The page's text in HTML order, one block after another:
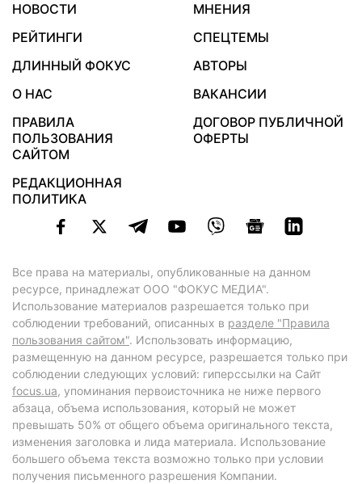
НОВОСТИ
МНЕНИЯ
РЕЙТИНГИ
СПЕЦТЕМЫ
ДЛИННЫЙ ФОКУС
АВТОРЫ
О НАС
ВАКАНСИИ
ПРАВИЛА
ПОЛЬЗОВАНИЯ
САЙТОМ
ДОГОВОР ПУБЛИЧНОЙ
ОФЕРТЫ
РЕДАКЦИОННАЯ
ПОЛИТИКА
Все права на материалы, опубликованные на данном
ресурсе, принадлежат ООО "ФОКУС МЕДИА".
Использование материалов разрешается только при
соблюдении требований, описанных в разделе "Правила
пользования сайтом". Использовать информацию,
размещенную на данном ресурсе, разрешается только при
соблюдении следующих условий: гиперссылки на Сайт
focus.ua, упоминания первоисточника не ниже первого
абзаца, объема использования, который не может
превышать 50% от общего объема оригинального текста,
изменения заголовка и лида материала. Использование
большего объема текста возможно только при условии
получения письменного разрешения Компании.